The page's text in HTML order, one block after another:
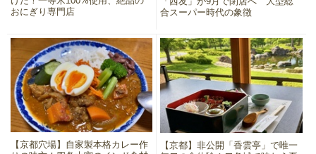
おにぎり専門店
合スーパー時代の象徴
【京都穴場】自家製本格カレー作
【京都】非公開「香雲亭」で唯一